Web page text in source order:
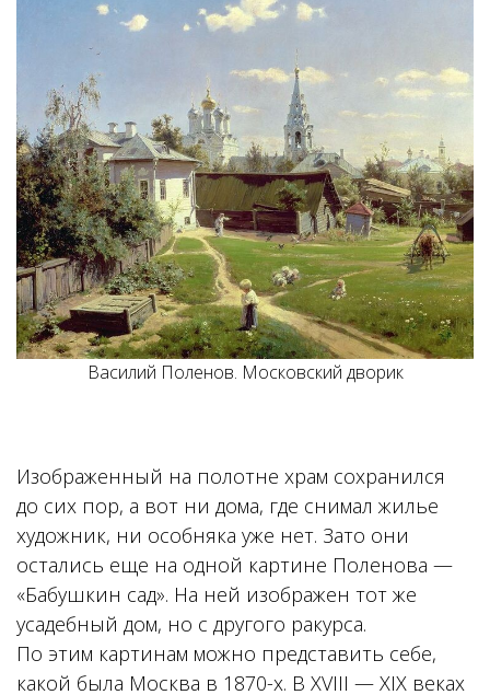
Василий Поленов. Московский дворик
Изображенный на полотне храм сохранился
до сих пор, а вот ни дома, где снимал жилье
художник, ни особняка уже нет. Зато они
остались еще на одной картине Поленова —
«Бабушкин сад». На ней изображен тот же
усадебный дом, но с другого ракурса.
По этим картинам можно представить себе,
какой была Москва в 1870-х. В XVIII — XIX веках